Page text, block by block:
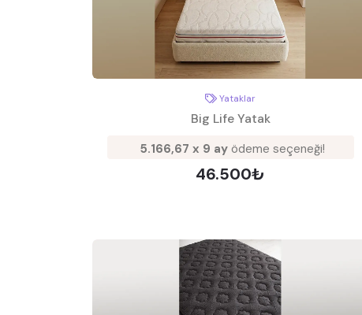
Yataklar
Big Life Yatak
5.166,67 x 9 ayödeme seçeneği!
46.500₺